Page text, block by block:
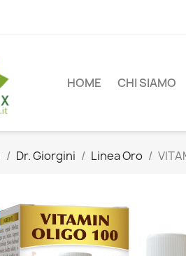
HOME CHI SIAMO
Dr. Giorgini Linea Oro